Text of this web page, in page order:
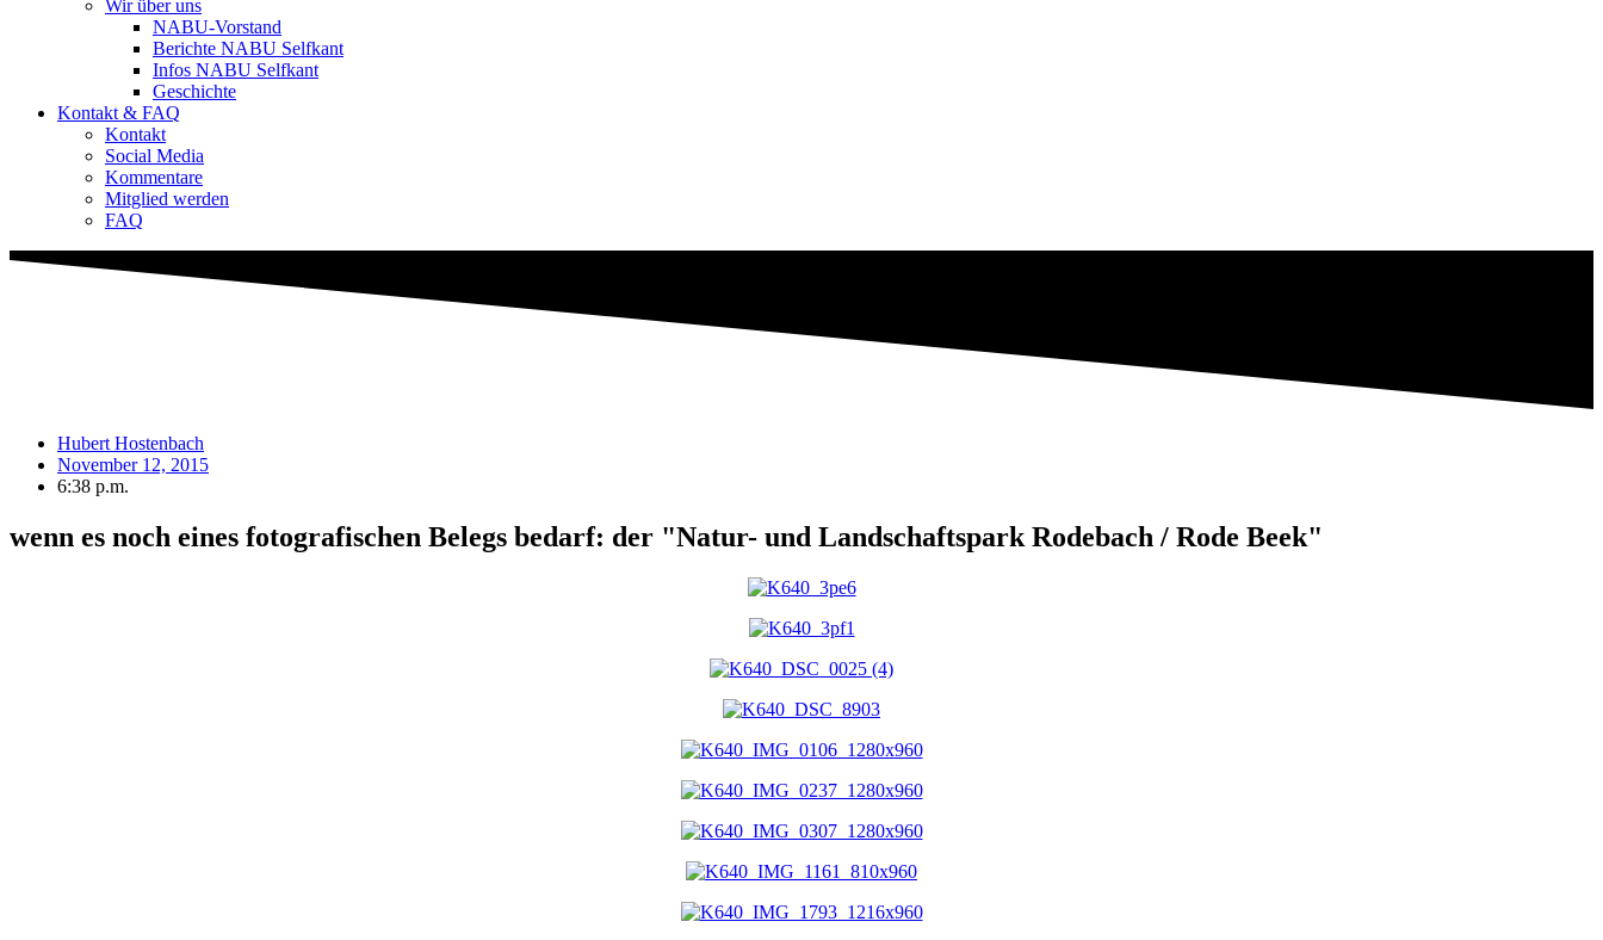
Wir über uns
NABU-Vorstand
Berichte NABU Selfkant
Infos NABU Selfkant
Geschichte
Kontakt & FAQ
Kontakt
Social Media
Kommentare
Mitglied werden
FAQ
Hubert Hostenbach
November 12, 2015
6:38 p.m.
wenn es noch eines fotografischen Belegs bedarf: der "Natur- und Landschaftspark Rodebach / Rode Beek"